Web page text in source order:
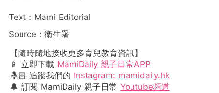
Text：Mami Editorial
Source：衞生署
【隨時隨地接收更多育兒教育資訊】
📱 立即下載 MamiDaily 親子日常APP
🤱🏻 追蹤我們的 Instagram: mamidaily.hk
🔔 訂閱 MamiDaily 親子日常 Youtube頻道